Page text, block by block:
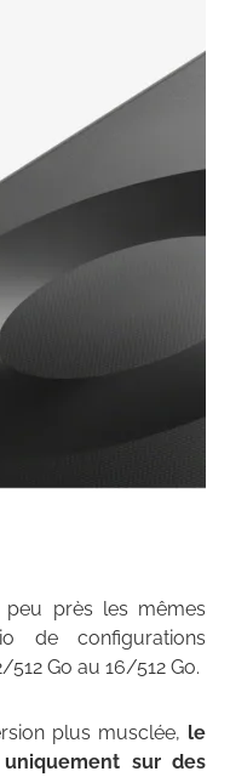
près les mêmes
de configurations
Go au 16/512 Go.
plus musclée, le
sur des